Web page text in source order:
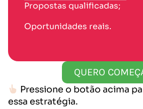
Propostas qualificadas;
Oportunidades reais.
QUERO
Pressione o botão acima
essa estratégia.